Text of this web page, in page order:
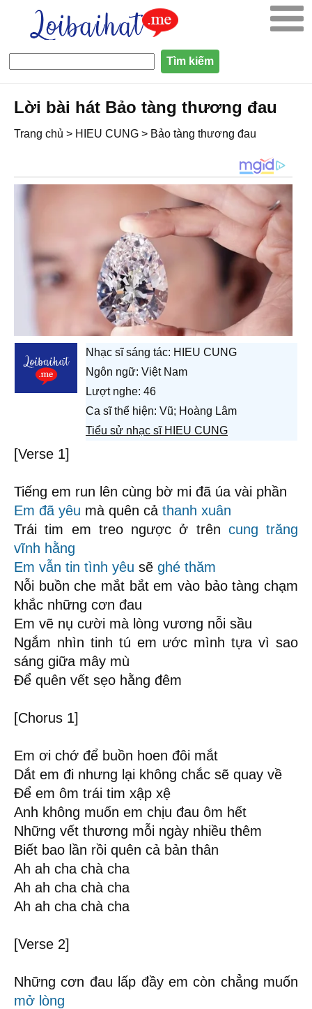
Lời bài hát Bảo tàng thương đau
Trang chủ > HIEU CUNG > Bảo tàng thương đau
Nhạc sĩ sáng tác: HIEU CUNG
Ngôn ngữ: Việt Nam
Lượt nghe: 46
Ca sĩ thể hiện: Vũ; Hoàng Lâm
Tiểu sử nhạc sĩ HIEU CUNG
[Verse 1]
Tiếng em run lên cùng bờ mi đã úa vài phần
Em đã yêu mà quên cả thanh xuân
Trái tim em treo ngược ở trên cung trăng
vĩnh hằng
Em vẫn tin tình yêu sẽ ghé thăm
Nỗi buồn che mắt bắt em vào bảo tàng chạm
khắc những cơn đau
Em vẽ nụ cười mà lòng vương nỗi sầu
Ngắm nhìn tinh tú em ước mình tựa vì sao
sáng giữa mây mù
Để quên vết sẹo hằng đêm
[Chorus 1]
Em ơi chớ để buồn hoen đôi mắt
Dắt em đi nhưng lại không chắc sẽ quay về
Để em ôm trái tim xập xệ
Anh không muốn em chịu đau ôm hết
Những vết thương mỗi ngày nhiều thêm
Biết bao lần rồi quên cả bản thân
Ah ah cha chà cha
Ah ah cha chà cha
Ah ah cha chà cha
[Verse 2]
Những cơn đau lấp đầy em còn chẳng muốn
mở lòng